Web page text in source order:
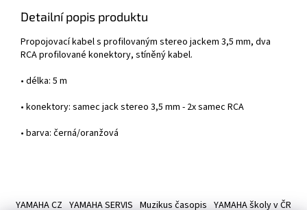
Detailní popis produktu
Propojovací kabel s profilovaným stereo jackem 3,5 mm, dva
RCA profilované konektory, stíněný kabel.
• délka: 5 m
• konektory: samec jack stereo 3,5 mm - 2x samec RCA
• barva: černá/oranžová
YAMAHA CZ YAMAHA SERVIS Muzikus časopis YAMAHA školy v ČR